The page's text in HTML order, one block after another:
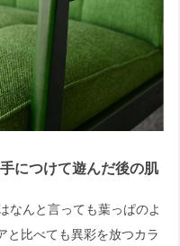
につけて遊んだ後の肌
なんと言っても葉っぱのよ
と比べても異彩を放つカラ